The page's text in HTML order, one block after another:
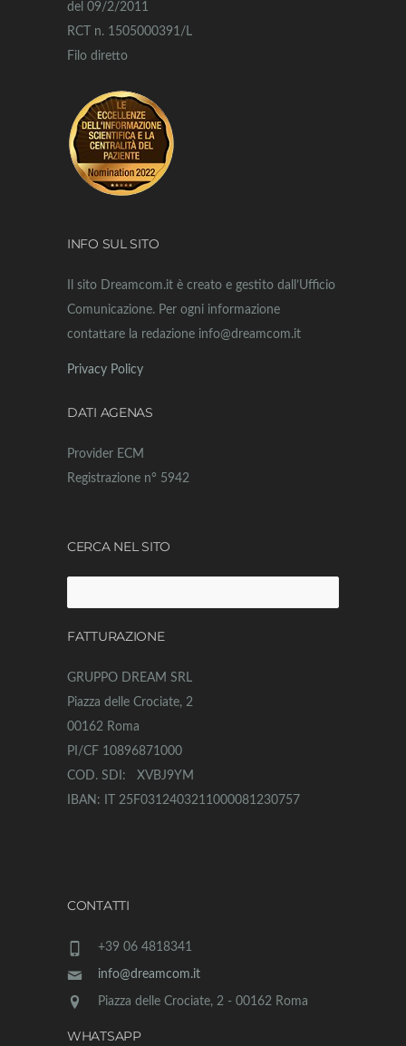
del 09/2/2011
RCT n. 1505000391/L
Filo diretto
INFO SUL SITO
Il sito Dreamcom.it è creato e gestito dall’Ufficio
Comunicazione. Per ogni informazione
contattare la redazione info@dreamcom.it
Privacy Policy
DATI AGENAS
Provider ECM
Registrazione n° 5942
CERCA NEL SITO
FATTURAZIONE
GRUPPO DREAM SRL
Piazza delle Crociate, 2
00162 Roma
PI/CF 10896871000
COD. SDI: XVBJ9YM
IBAN: IT 25F0312403211000081230757
CONTATTI
+39 06 4818341
info@dreamcom.it
Piazza delle Crociate, 2 - 00162 Roma
WHATSAPP